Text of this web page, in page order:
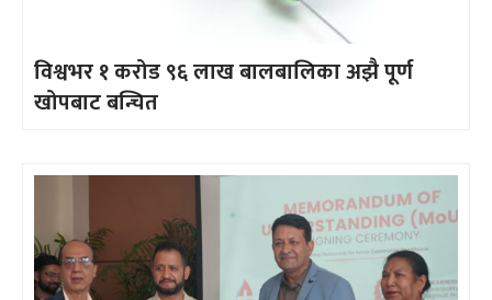
विश्वभर १ करोड ९६ लाख बालबालिका अझै पूर्ण
खोपबाट बन्चित